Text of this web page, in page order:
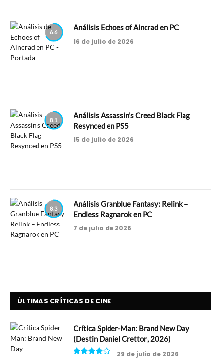
6.6
Análisis Echoes of Aincrad en PC
16 de julio de 2026
8.1
Análisis Assassin’s Creed Black Flag
Resynced en PS5
15 de julio de 2026
8.3
Análisis Granblue Fantasy: Relink –
Endless Ragnarok en PC
7 de julio de 2026
ÚLTIMAS CRÍTICAS DE CINE
Crítica Spider-Man: Brand New Day
(Destin Daniel Cretton, 2026)
29 de julio de 2026